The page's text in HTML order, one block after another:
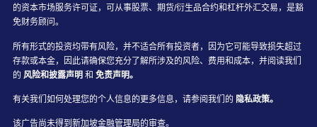
的资本市场服务许可证，可从事股票、期货/衍生品合约和杠杆外汇交易，是豁
免财务顾问。
所有形式的投资均带有风险，并不适合所有投资者，因为它可能导致损失超过
存款或本金，因此请确保您充分了解所涉及的风险、费用和成本，并阅读我们
的 风险和披露声明 和 免责声明。
有关我们如何处理您的个人信息的更多信息，请参阅我们的 隐私政策。
该广告尚未得到新加坡金融管理局的审查。